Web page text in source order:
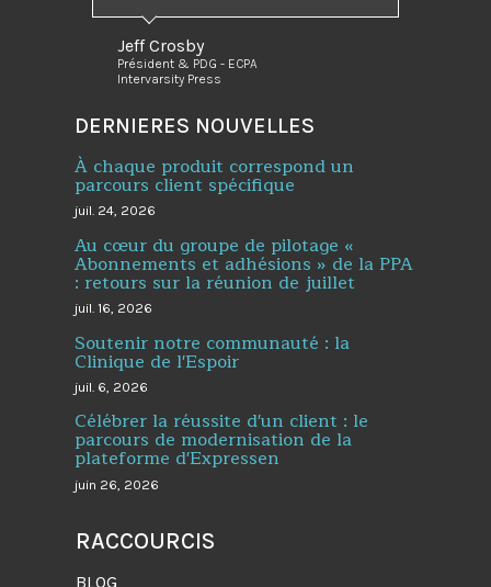
Jeff Crosby
Président & PDG - ECPA
Intervarsity Press
DERNIERES NOUVELLES
À chaque produit correspond un
parcours client spécifique
juil. 24, 2026
Au cœur du groupe de pilotage «
Abonnements et adhésions » de la PPA
: retours sur la réunion de juillet
juil. 16, 2026
Soutenir notre communauté : la
Clinique de l'Espoir
juil. 6, 2026
Célébrer la réussite d'un client : le
parcours de modernisation de la
plateforme d'Expressen
juin 26, 2026
RACCOURCIS
BLOG